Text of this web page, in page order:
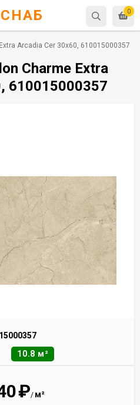
0
СНАБ
Arcadia Cer 30x60, 610015000357
Charme Extra
610015000357
10.8 м²
₽/ м²